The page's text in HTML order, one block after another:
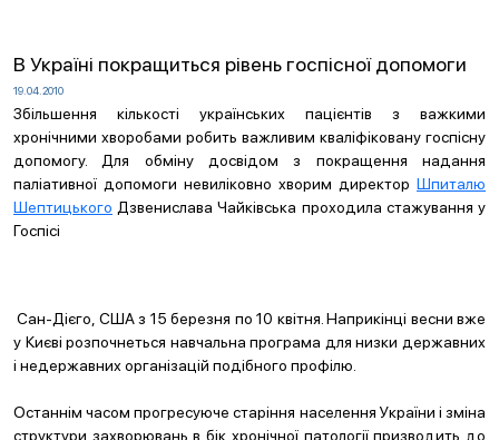
В Україні покращиться рівень госпісної допомоги
19.04.2010
Збільшення кількості українських пацієнтів з важкими
хронічними хворобами робить важливим кваліфіковану госпісну
допомогу. Для обміну досвідом з покращення надання
паліативної допомоги невиліковно хворим директор Шпиталю
Шептицького Дзвенислава Чайківська проходила стажування у
Госпісі
Сан-Дієго, США з 15 березня по 10 квітня. Наприкінці весни вже
у Києві розпочнеться навчальна програма для низки державних
і недержавних організацій подібного профілю.
Останнім часом прогресуюче старіння населення України і зміна
структури захворювань в бік хронічної патології призводить до